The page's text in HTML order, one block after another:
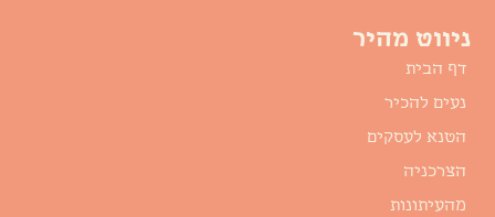
ניווט מהיר
דף הבית
נעים להכיר
הטנא לעסקים
הצרכניה
מהעיתונות